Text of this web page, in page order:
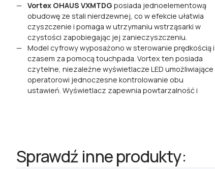
Vortex OHAUS VXMTDG posiada jednoelementową
obudowę ze stali nierdzewnej, co w efekcie ułatwia
czyszczenie i pomaga w utrzymaniu wstrząsarki w
czystości zapobiegając jej zanieczyszczeniu.
Model cyfrowy wyposażono w sterowanie prędkością i
czasem za pomocą touchpada. Vortex ten posiada
czytelne, niezależne wyświetlacze LED umożliwiające
operatorowi jednoczesne kontrolowanie obu
ustawień. Wyświetlacz zapewnia powtarzalność i
Sprawdź inne produkty: